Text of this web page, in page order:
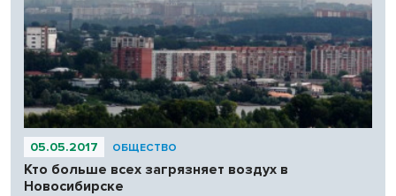
05.05.2017 ОБЩЕСТВО
Кто больше всех загрязняет воздух в
Новосибирске